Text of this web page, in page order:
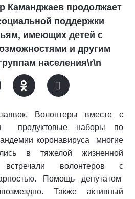
Каманджаев продолжает
поддержки
имеющих детей с
и другим
населения\r\n
Волонтеры вместе с
продуктовые наборы по
коронавируса многие
в тяжелой жизненной
встречали волонтеров с
Помощь депутатом
Также активный